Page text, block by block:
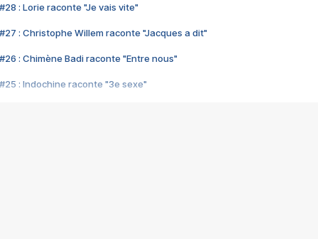
#28 : Lorie raconte "Je vais vite"
#27 : Christophe Willem raconte "Jacques a dit"
#26 : Chimène Badi raconte "Entre nous"
#25 : Indochine raconte "3e sexe"